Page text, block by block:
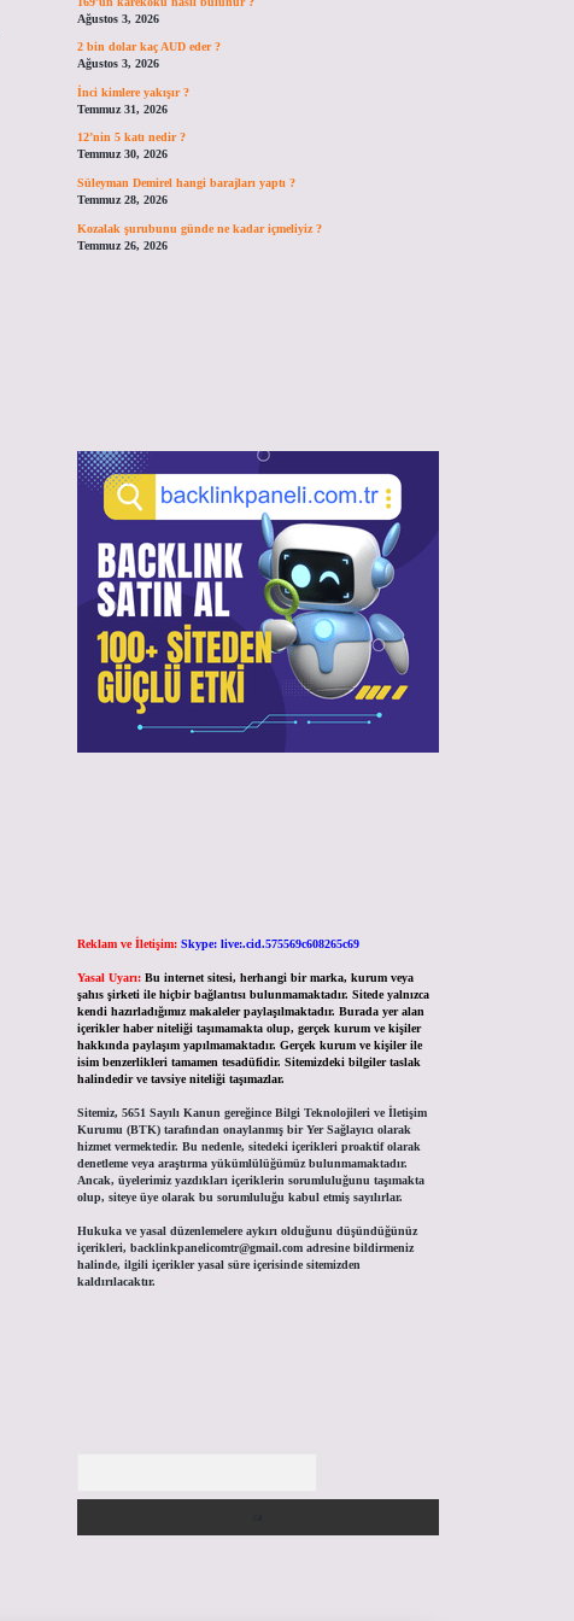
Ağustos 3, 2026
2 bin dolar kaç AUD eder ?
Ağustos 3, 2026
İnci kimlere yakışır ?
Temmuz 31, 2026
12’nin 5 katı nedir ?
Temmuz 30, 2026
Süleyman Demirel hangi barajları yaptı ?
Temmuz 28, 2026
Kozalak şurubunu günde ne kadar içmeliyiz ?
Temmuz 26, 2026
Reklam ve İletişim: Skype: live:.cid.575569c608265c69
Yasal Uyarı: Bu internet sitesi, herhangi bir marka, kurum veya
şahıs şirketi ile hiçbir bağlantısı bulunmamaktadır. Sitede yalnızca
kendi hazırladığımız makaleler paylaşılmaktadır. Burada yer alan
içerikler haber niteliği taşımamakta olup, gerçek kurum ve kişiler
hakkında paylaşım yapılmamaktadır. Gerçek kurum ve kişiler ile
isim benzerlikleri tamamen tesadüfidir. Sitemizdeki bilgiler taslak
halindedir ve tavsiye niteliği taşımazlar.
Sitemiz, 5651 Sayılı Kanun gereğince Bilgi Teknolojileri ve İletişim
Kurumu (BTK) tarafından onaylanmış bir Yer Sağlayıcı olarak
hizmet vermektedir. Bu nedenle, sitedeki içerikleri proaktif olarak
denetleme veya araştırma yükümlülüğümüz bulunmamaktadır.
Ancak, üyelerimiz yazdıkları içeriklerin sorumluluğunu taşımakta
olup, siteye üye olarak bu sorumluluğu kabul etmiş sayılırlar.
Hukuka ve yasal düzenlemelere aykırı olduğunu düşündüğünüz
içerikleri, backlinkpanelicomtr@gmail.comadresine bildirmeniz
halinde, ilgili içerikler yasal süre içerisinde sitemizden
kaldırılacaktır.